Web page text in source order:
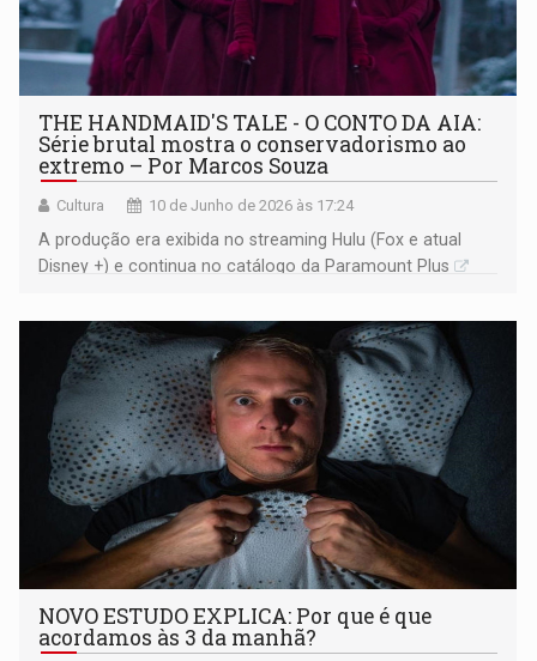
THE HANDMAID'S TALE - O CONTO DA AIA:
Série brutal mostra o conservadorismo ao
extremo – Por Marcos Souza
Cultura 10 de Junho de 2026 às 17:24
A produção era exibida no streaming Hulu (Fox e atual
Disney +) e continua no catálogo da Paramount Plus
NOVO ESTUDO EXPLICA: Por que é que
acordamos às 3 da manhã?